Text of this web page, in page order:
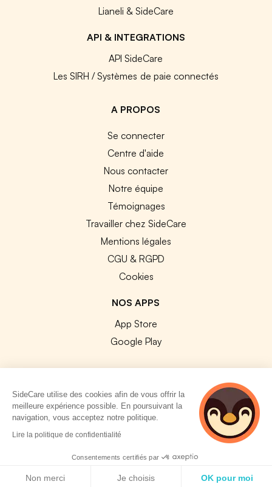
Lianeli & SideCare
API & INTEGRATIONS
API SideCare
Les SIRH / Systèmes de paie connectés
A PROPOS
Se connecter
Centre d'aide
Nous contacter
Notre équipe
Témoignages
Travailler chez SideCare
Mentions légales
CGU & RGPD
Cookies
NOS APPS
App Store
Google Play
© 2026 SideCare. Tous droits réservés.
SideCare utilise des cookies afin de vous offrir la
meilleure expérience possible. En poursuivant la
navigation, vous acceptez notre politique.
Lire la politique de confidentialité
Consentements certifiés par
Non merci Je choisis OK pour moi
5 personnes
consultent
actuellement cette